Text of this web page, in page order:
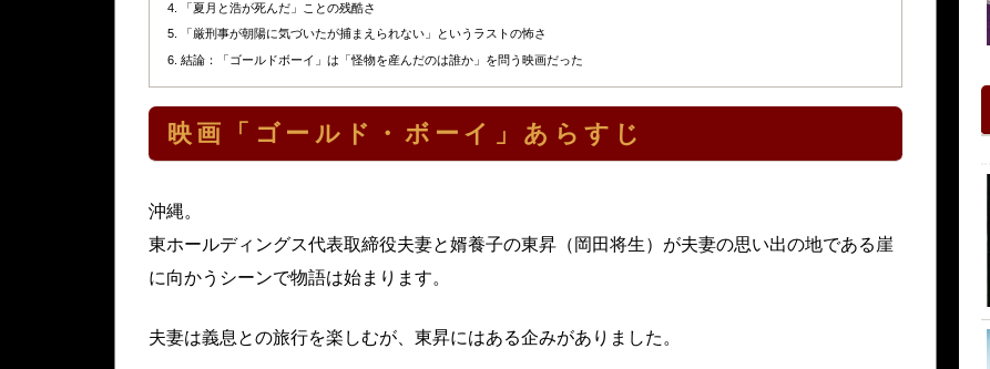
「夏月と浩が死んだ」ことの残酷さ
「厳刑事が朝陽に気づいたが捕まえられない」というラストの怖さ
結論：「ゴールドボーイ」は「怪物を産んだのは誰か」を問う映画だった
映画「ゴールド・ボーイ」あらすじ
沖縄。
東ホールディングス代表取締役夫妻と婿養子の東昇（岡田将生）が夫妻の思い出の地である崖
に向かうシーンで物語は始まります。
夫妻は義息との旅行を楽しむが、東昇にはある企みがありました。